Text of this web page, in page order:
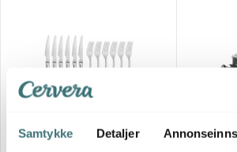
Samtykke Detaljer
Anders Petter Anders